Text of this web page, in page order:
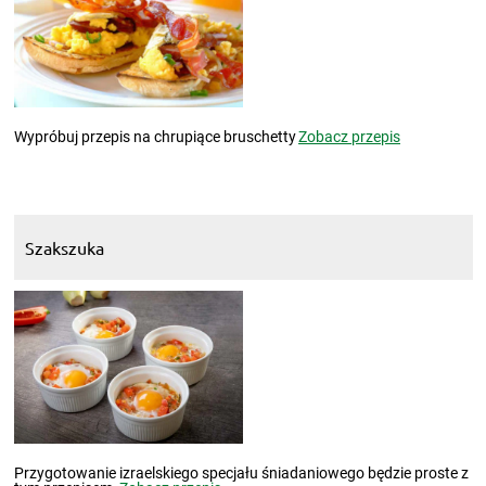
Wypróbuj przepis na chrupiące bruschettyZobacz przepis
Szakszuka
Przygotowanie izraelskiego specjału śniadaniowego będzie proste z